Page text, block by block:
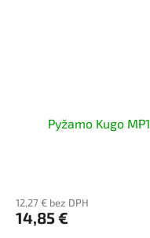
Pyžamo Kugo
12,27 € bez DPH
14,85 €